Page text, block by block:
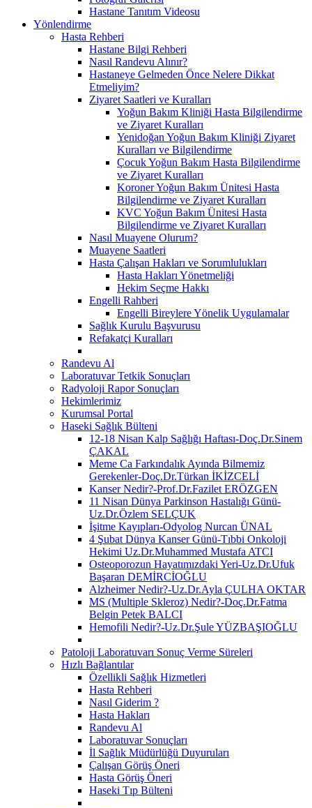
Hastane Tanıtım Videosu
Yönlendirme
Hasta Rehberi
Hastane Bilgi Rehberi
Nasıl Randevu Alınır?
Hastaneye Gelmeden Önce Nelere Dikkat
Etmeliyim?
Ziyaret Saatleri ve Kuralları
Yoğun Bakım Kliniği Hasta Bilgilendirme
ve Ziyaret Kuralları
Yenidoğan Yoğun Bakım Kliniği Ziyaret
Kuralları ve Bilgilendirme
Çocuk Yoğun Bakım Hasta Bilgilendirme
ve Ziyaret Kuralları
Koroner Yoğun Bakım Ünitesi Hasta
Bilgilendirme ve Ziyaret Kuralları
KVC Yoğun Bakım Ünitesi Hasta
Bilgilendirme ve Ziyaret Kuralları
Nasıl Muayene Olurum?
Muayene Saatleri
Hasta Çalışan Hakları ve Sorumlulukları
Hasta Hakları Yönetmeliği
Hekim Seçme Hakkı
Engelli Rahberi
Engelli Bireylere Yönelik Uygulamalar
Sağlık Kurulu Başvurusu
Refakatçi Kuralları
Randevu Al
Laboratuvar Tetkik Sonuçları
Radyoloji Rapor Sonuçları
Hekimlerimiz
Kurumsal Portal
Haseki Sağlık Bülteni
12-18 Nisan Kalp Sağlığı Haftası-Doç.Dr.Sinem
ÇAKAL
Meme Ca Farkındalık Ayında Bilmemiz
Gerekenler-Doç.Dr.Türkan İKİZCELİ
Kanser Nedir?-Prof.Dr.Fazilet ERÖZGEN
11 Nisan Dünya Parkinson Hastalığı Günü-
Uz.Dr.Özlem SELÇUK
İşitme Kayıpları-Odyolog Nurcan ÜNAL
4 Şubat Dünya Kanser Günü-Tıbbi Onkoloji
Hekimi Uz.Dr.Muhammed Mustafa ATCI
Osteoporozun Hayatımızdaki Yeri-Uz.Dr.Ufuk
Başaran DEMİRCİOĞLU
Alzheimer Nedir?-Uz.Dr.Ayla ÇULHA OKTAR
MS (Multiple Skleroz) Nedir?-Doç.Dr.Fatma
Belgin Petek BALCI
Hemofili Nedir?-Uz.Dr.Şule YÜZBAŞIOĞLU
Patoloji Laboratuvarı Sonuç Verme Süreleri
Hızlı Bağlantılar
Özellikli Sağlık Hizmetleri
Hasta Rehberi
Nasıl Giderim ?
Hasta Hakları
Randevu Al
Laboratuvar Sonuçları
İl Sağlık Müdürlüğü Duyuruları
Çalışan Görüş Öneri
Hasta Görüş Öneri
Haseki Tıp Bülteni